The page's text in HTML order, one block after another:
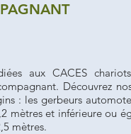
aux CACES
Découvrez
: les gerbeurs
mètres et inférieure ou
mètres.